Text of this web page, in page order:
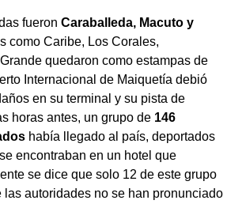
fueron Caraballeda, Macuto y
como Caribe, Los Corales,
quedaron como estampas de
Internacional de Maiquetía debió
en su terminal y su pista de
horas antes, un grupo de 146
había llegado al país, deportados
encontraban en un hotel que
se dice que solo 12 de este grupo
autoridades no se han pronunciado